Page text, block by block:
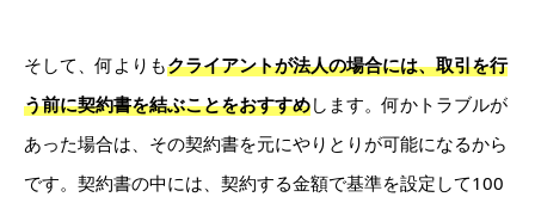
そして、何よりもクライアントが法人の場合には、取引を行
う前に契約書を結ぶことをおすすめします。何かトラブルが
あった場合は、その契約書を元にやりとりが可能になるから
です。契約書の中には、契約する金額で基準を設定して100